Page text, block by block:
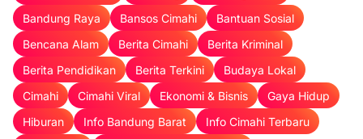
Bandung Raya
Bansos Cimahi
Bantuan Sosial
Bencana Alam
Berita Cimahi
Berita Kriminal
Berita Pendidikan
Berita Terkini
Budaya Lokal
Cimahi
Cimahi Viral Ekonomi & Bisnis
Gaya Hidup
Hiburan
Info Bandung Barat
Info Cimahi Terbaru